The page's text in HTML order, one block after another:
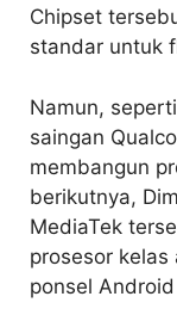
Chipset
standar untuk
Namun,
saingan
membangun
berikutnya,
MediaTek
prosesor kelas
ponsel